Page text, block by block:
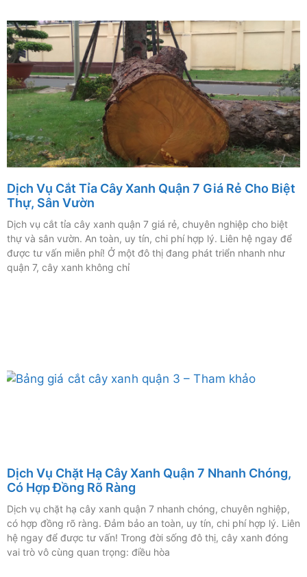
Dịch Vụ Cắt Tỉa Cây Xanh Quận 7 Giá Rẻ Cho Biệt
Thự, Sân Vườn
Dịch vụ cắt tỉa cây xanh quận 7 giá rẻ, chuyên nghiệp cho biệt
thự và sân vườn. An toàn, uy tín, chi phí hợp lý. Liên hệ ngay để
được tư vấn miễn phí! Ở một đô thị đang phát triển nhanh như
quận 7, cây xanh không chỉ
Dịch Vụ Chặt Hạ Cây Xanh Quận 7 Nhanh Chóng,
Có Hợp Đồng Rõ Ràng
Dịch vụ chặt hạ cây xanh quận 7 nhanh chóng, chuyên nghiệp,
có hợp đồng rõ ràng. Đảm bảo an toàn, uy tín, chi phí hợp lý. Liên
hệ ngay để được tư vấn! Trong đời sống đô thị, cây xanh đóng
vai trò vô cùng quan trọng: điều hòa